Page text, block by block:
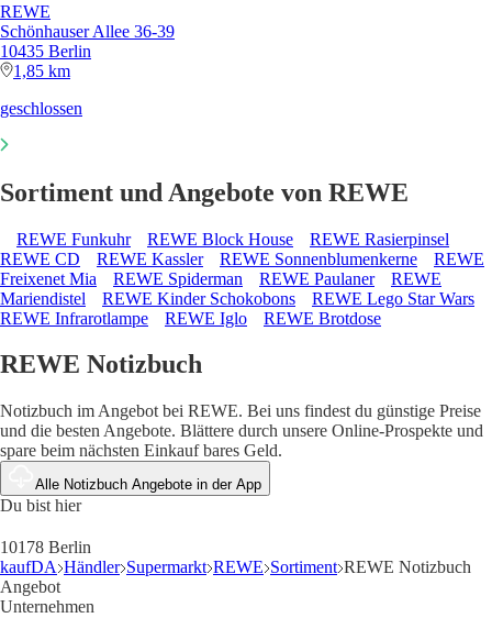
REWE
Schönhauser Allee 36-39
10435 Berlin
1,85 km
geschlossen
Sortiment und Angebote von REWE
REWE Funkuhr REWE Block House
REWE Rasierpinsel
REWE CD
REWE Kassler REWE Sonnenblumenkerne
REWE
Freixenet Mia
REWE Spiderman REWE Paulaner
REWE
Mariendistel
REWE Kinder Schokobons
REWE Lego Star Wars
REWE Infrarotlampe
REWE Iglo REWE Brotdose
REWE Notizbuch
Notizbuch im Angebot bei REWE. Bei uns findest du günstige Preise
und die besten Angebote. Blättere durch unsere Online-Prospekte und
spare beim nächsten Einkauf bares Geld.
Alle Notizbuch Angebote in der App
Du bist hier
10178 Berlin
kaufDA Händler Supermarkt REWE Sortiment REWE Notizbuch
Angebot
Unternehmen